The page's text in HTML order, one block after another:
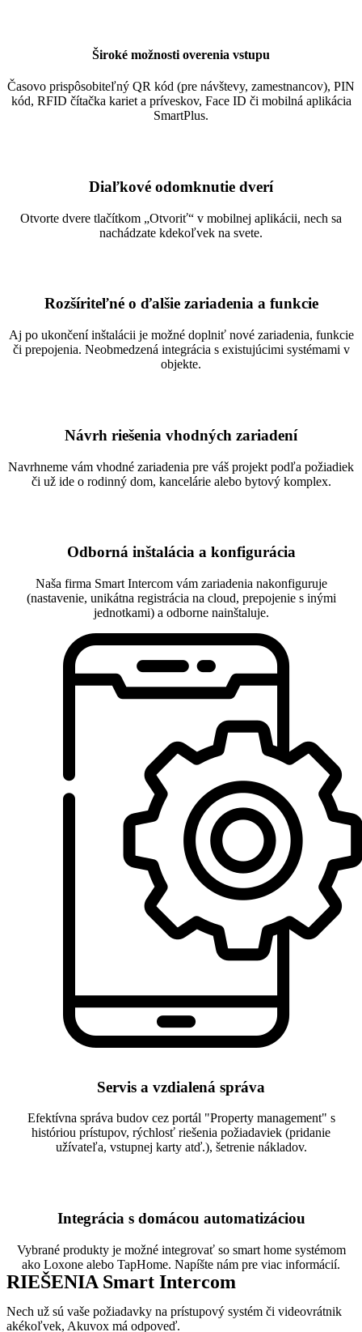
Široké možnosti overenia vstupu
Časovo prispôsobiteľný QR kód (pre návštevy, zamestnancov), PIN
kód, RFID čítačka kariet a príveskov, Face ID či mobilná aplikácia
SmartPlus.
Diaľkové odomknutie dverí
Otvorte dvere tlačítkom „Otvoriť“ v mobilnej aplikácii, nech sa
nachádzate kdekoľvek na svete.
Rozšíriteľné o ďalšie zariadenia a funkcie
Aj po ukončení inštalácii je možné doplniť nové zariadenia, funkcie
či prepojenia. Neobmedzená integrácia s existujúcimi systémami v
objekte.
Návrh riešenia vhodných zariadení
Navrhneme vám vhodné zariadenia pre váš projekt podľa požiadiek
či už ide o rodinný dom, kancelárie alebo bytový komplex.
Odborná inštalácia a konfigurácia
Naša firma Smart Intercom vám zariadenia nakonfiguruje
(nastavenie, unikátna registrácia na cloud, prepojenie s inými
jednotkami) a odborne nainštaluje.
Servis a vzdialená správa
Efektívna správa budov cez portál "Property management" s
históriou prístupov, rýchlosť riešenia požiadaviek (pridanie
užívateľa, vstupnej karty atď.), šetrenie nákladov.
Integrácia s domácou automatizáciou
Vybrané produkty je možné integrovať so smart home systémom
ako Loxone alebo TapHome. Napíšte nám pre viac informácií.
RIEŠENIA Smart Intercom
Nech už sú vaše požiadavky na prístupový systém či videovrátnik
akékoľvek, Akuvox má odpoveď.